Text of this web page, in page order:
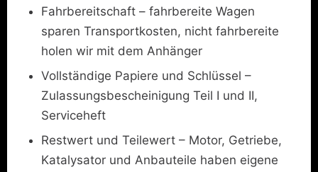
Fahrbereitschaft – fahrbereite Wagen
sparen Transportkosten, nicht fahrbereite
holen wir mit dem Anhänger
Vollständige Papiere und Schlüssel –
Zulassungsbescheinigung Teil I und II,
Serviceheft
Restwert und Teilewert – Motor, Getriebe,
Katalysator und Anbauteile haben eigene